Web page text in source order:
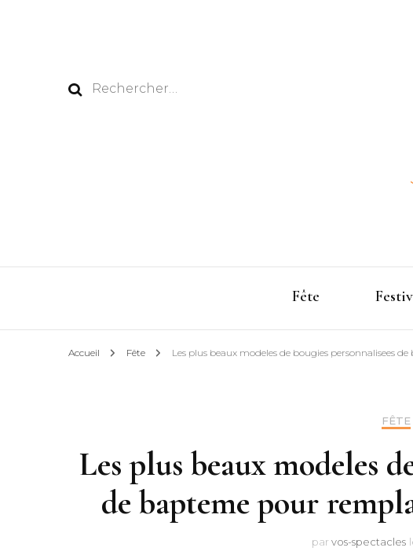
Rechercher :
Pour
Fête
Accueil Fête Les plus beaux modeles de bougies personnalisees
FÊTE
Les plus beaux modeles
de bapteme pour
par vos-spectacles